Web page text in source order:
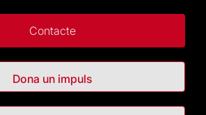
Contacte
Dona un impuls